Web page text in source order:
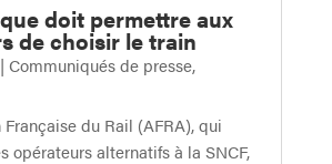
doit permettre aux
de choisir le train
Communiqués de presse,
Française du Rail (AFRA), qui
opérateurs alternatifs à la SNCF,